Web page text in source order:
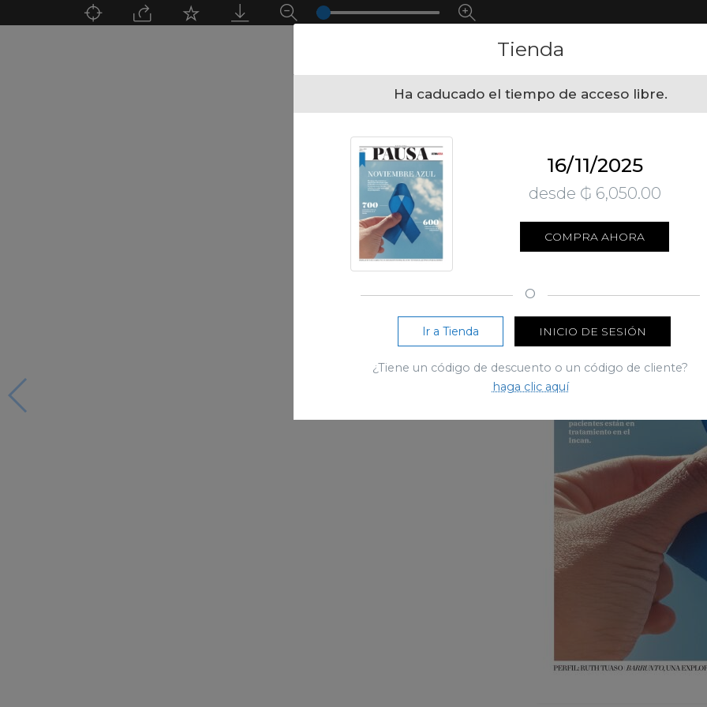
Tienda
Ha caducado el tiempo de acceso libre.
16/11/2025
desde ₲ 6,050.00
COMPRA AHORA
O
Ir a Tienda INICIO DE SESIÓN
¿Tiene un código de descuento o un código de cliente?
haga clic aquí